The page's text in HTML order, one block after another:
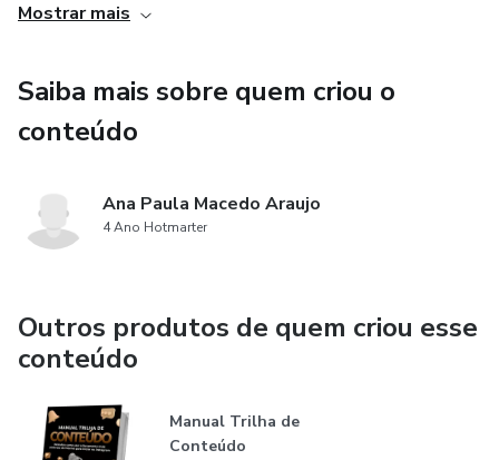
físico ou digital, através da utilização estratégica dos
capaz de conquistar a confiança e o interesse do seu
público, levando-os a tomar a ação desejada, seja ela a
Mostrar mais
Saiba mais sobre quem criou o
conteúdo
Ana Paula Macedo Araujo
4 Ano Hotmarter
Outros produtos de quem criou esse
conteúdo
Manual Trilha de
Conteúdo